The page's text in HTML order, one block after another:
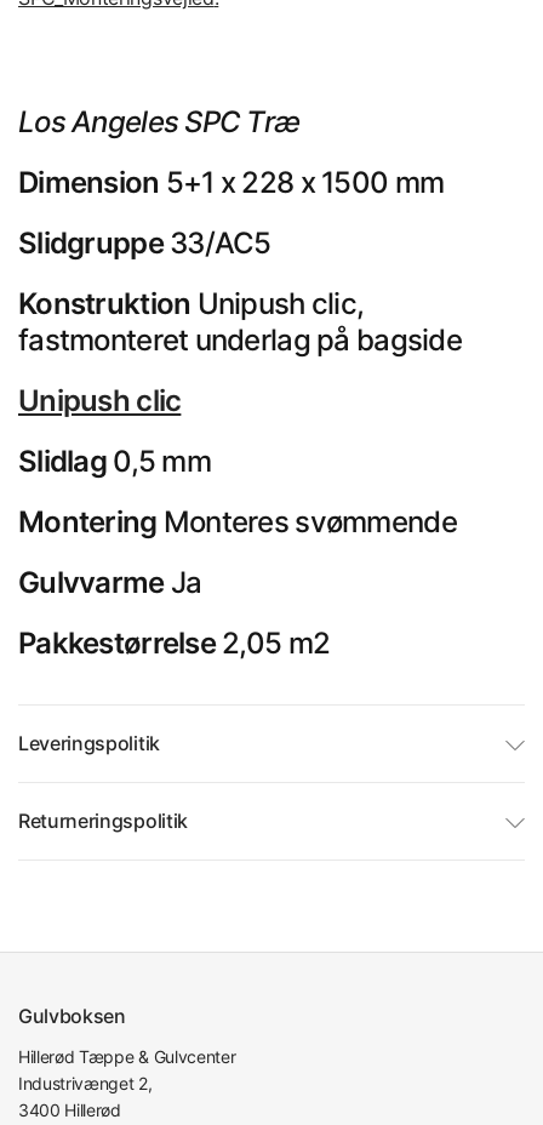
Los Angeles SPC Træ
Dimension 5+1 x 228 x 1500 mm
Slidgruppe33/AC5
Konstruktion Unipush clic,
fastmonteret underlag på bagside
Unipush clic
Slidlag0,5 mm
Montering Monteres svømmende
GulvvarmeJa
Pakkestørrelse2,05 m2
Leveringspolitik
Returneringspolitik
Gulvboksen
Hillerød Tæppe & Gulvcenter
Industrivænget 2,
3400 Hillerød